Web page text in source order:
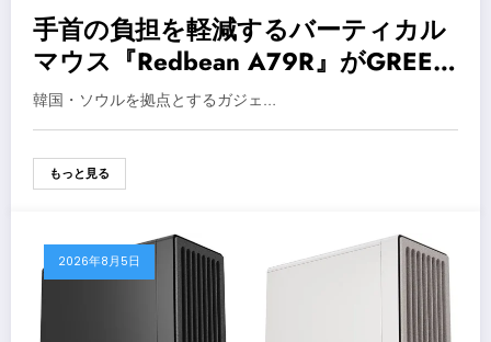
手首の負担を軽減するバーティカル
マウス『Redbean A79R』がGREEN
FUNDINGで先行予約開始
韓国・ソウルを拠点とするガジェ…
もっと見る
2026年8月5日